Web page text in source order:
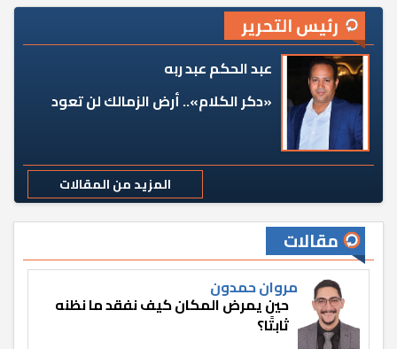
رئيس التحرير
عبد الحكم عبد ربه
«دكر الكلام».. أرض الزمالك لن تعود
المزيد من المقالات
مقالات
مروان حمدون
حين يمرض المكان كيف نفقد ما نظنه
ثابتًا؟